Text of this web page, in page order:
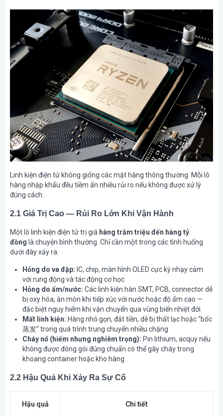
Linh kiện điện tử không giống các mặt hàng thông thường. Mỗi lô
hàng nhập khẩu đều tiềm ẩn nhiều rủi ro nếu không được xử lý
đúng cách.
2.1 Giá Trị Cao — Rủi Ro Lớn Khi Vận Hành
Một lô linh kiện điện tử trị giá hàng trăm triệu đến hàng tỷ
đồng là chuyện bình thường. Chỉ cần một trong các tình huống
dưới đây xảy ra:
Hỏng do va đập: IC, chip, màn hình OLED cực kỳ nhạy cảm
với rung động và tác động cơ học
Hỏng do ẩm/nước: Các linh kiện hàn SMT, PCB, connector dễ
bị oxy hóa, ăn mòn khi tiếp xúc với nước hoặc độ ẩm cao —
đặc biệt nguy hiểm khi vận chuyển qua vùng biển nhiệt đới
Mất linh kiện: Hàng nhỏ gọn, đắt tiền, dễ bị thất lạc hoặc “bốc
蒸发” trong quá trình trung chuyển nhiều chặng
Cháy nổ (hiếm nhưng nghiêm trọng): Pin lithium, acquy nếu
không được đóng gói đúng chuẩn có thể gây cháy trong
khoang container hoặc kho hàng
2.2 Hậu Quả Khi Xảy Ra Sự Cố
Hậu quả Chi tiết